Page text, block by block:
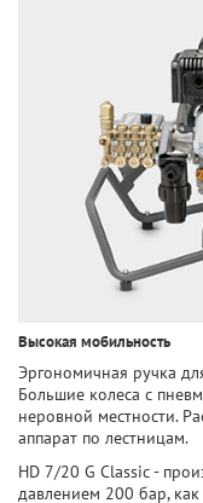
Высокая мобильность
Эргономичная ручка
Большие колеса с
неровной местности.
аппарат по лестницам.
HD 7/20 G Classic -
давлением 200 бар,